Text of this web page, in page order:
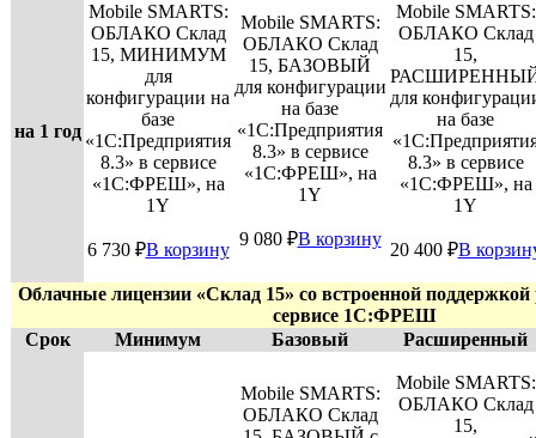
на 1 год
Mobile SMARTS:
ОБЛАКО Склад
15, МИНИМУМ
для
конфигурации на
базе
«1С:Предприятия
8.3» в сервисе
«1С:ФРЕШ», на
1Y
6 730 ₽В корзину
Mobile SMARTS:
ОБЛАКО Склад
15, БАЗОВЫЙ
для конфигурации
на базе
«1С:Предприятия
8.3» в сервисе
«1С:ФРЕШ», на
1Y
9 080 ₽В корзину
Mobile SMARTS:
ОБЛАКО Склад
15,
для
на базе
8.3» в сервисе
«1С:ФРЕШ», на
1Y
20 400 ₽В
Облачные лицензии «Склад 15» со встроенной
сервисе 1С:ФРЕШ
Срок
Минимум Базовый Расширенный
Mobile SMARTS:
ОБЛАКО Склад
Mobile SMARTS:
ОБЛАКО Склад
15,